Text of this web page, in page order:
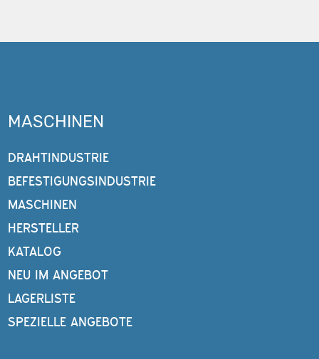
MASCHINEN
DRAHTINDUSTRIE
BEFESTIGUNGSINDUSTRIE
MASCHINEN
HERSTELLER
KATALOG
NEU IM ANGEBOT
LAGERLISTE
SPEZIELLE ANGEBOTE